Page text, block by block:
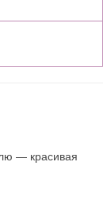
— красивая